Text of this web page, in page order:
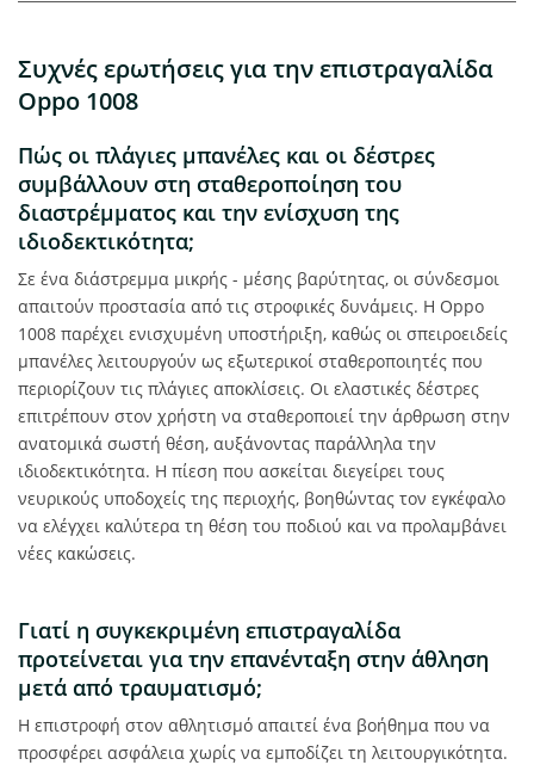
Συχνές ερωτήσεις για την επιστραγαλίδα
Oppo 1008
Πώς οι πλάγιες μπανέλες και οι δέστρες
συμβάλλουν στη σταθεροποίηση του
διαστρέμματος και την ενίσχυση της
ιδιοδεκτικότητα;
Σε ένα διάστρεμμα μικρής - μέσης βαρύτητας, οι σύνδεσμοι
απαιτούν προστασία από τις στροφικές δυνάμεις. Η Oppo
1008 παρέχει ενισχυμένη υποστήριξη, καθώς οι σπειροειδείς
μπανέλες λειτουργούν ως εξωτερικοί σταθεροποιητές που
περιορίζουν τις πλάγιες αποκλίσεις. Οι ελαστικές δέστρες
επιτρέπουν στον χρήστη να σταθεροποιεί την άρθρωση στην
ανατομικά σωστή θέση, αυξάνοντας παράλληλα την
ιδιοδεκτικότητα. Η πίεση που ασκείται διεγείρει τους
νευρικούς υποδοχείς της περιοχής, βοηθώντας τον εγκέφαλο
να ελέγχει καλύτερα τη θέση του ποδιού και να προλαμβάνει
νέες κακώσεις.
Γιατί η συγκεκριμένη επιστραγαλίδα
προτείνεται για την επανένταξη στην άθληση
μετά από τραυματισμό;
Η επιστροφή στον αθλητισμό απαιτεί ένα βοήθημα που να
προσφέρει ασφάλεια χωρίς να εμποδίζει τη λειτουργικότητα.